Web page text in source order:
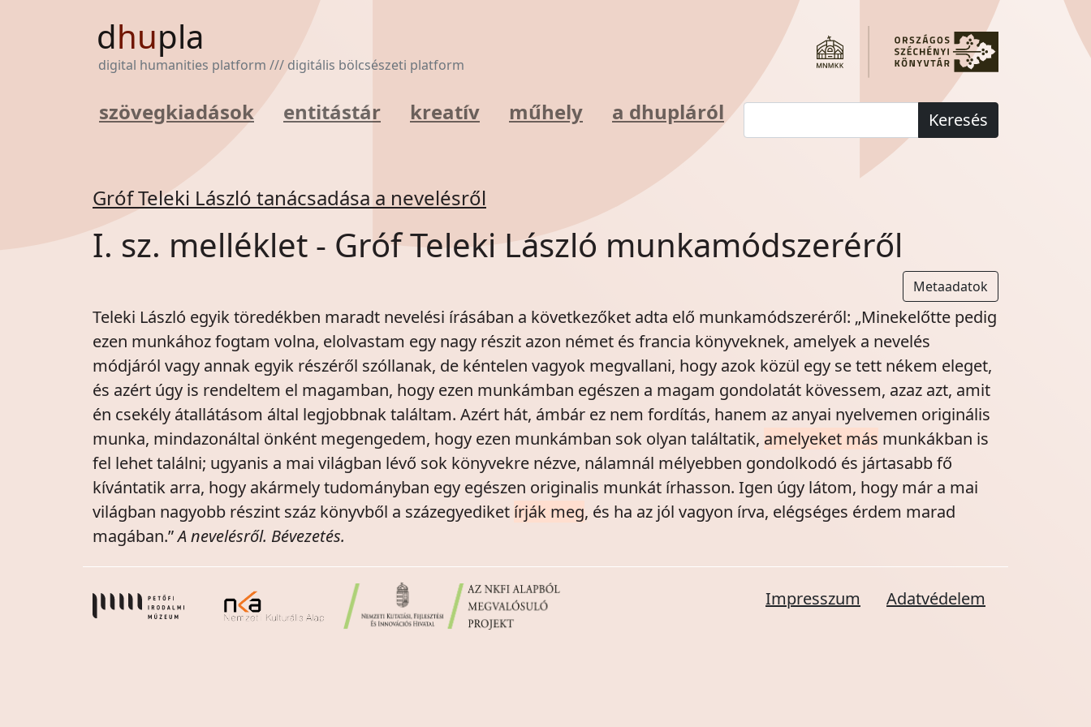
dhupla
digital humanities platform /// digitális bölcsészeti platform
szövegkiadások entitástár kreatív műhely a dhupláról Keresés
Gróf Teleki László tanácsadása a nevelésről
I. sz. melléklet - Gróf Teleki László munkamódszeréről
Metaadatok
Teleki László egyik töredékben maradt nevelési írásában a következőket adta elő munkamódszeréről: „Minekelőtte pedig
ezen munkához fogtam volna, elolvastam egy nagy részit azon német és francia könyveknek, amelyek a nevelés
módjáról vagy annak egyik részéről szóllanak, de kéntelen vagyok megvallani, hogy azok közül egy se tett nékem eleget,
és azért úgy is rendeltem el magamban, hogy ezen munkámban egészen a magam gondolatát kövessem, azaz azt, amit
én csekély átallátásom által legjobbnak találtam. Azért hát, ámbár ez nem fordítás, hanem az anyai nyelvemen originális
munka, mindazonáltal önként megengedem, hogy ezen munkámban sok olyan találtatik, amelyeket más munkákban is
fel lehet találni; ugyanis a mai világban lévő sok könyvekre nézve, nálamnál mélyebben gondolkodó és jártasabb fő
kívántatik arra, hogy akármely tudományban egy egészen originalis munkát írhasson. Igen úgy látom, hogy már a mai
világban nagyobb részint száz könyvből a százegyediket írják meg, és ha az jól vagyon írva, elégséges érdem marad
magában.”A nevelésről. Bévezetés.
Impresszum Adatvédelem